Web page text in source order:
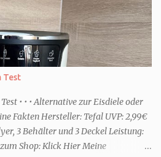
Meine Leseeindrücke Die Klippe -
direkt fragte: Gehen den Verlagen
Wochen las ich einen anderen
Tatsächlich sind sie sehr
eine Gemeinsamkeit. Sie haben
Test
• • • Alternative zur Eisdiele oder
Fakten Hersteller: Tefal UVP: 2,99€
3 Behälter und 3 Deckel Leistung:
Shop: Klick Hier Meine